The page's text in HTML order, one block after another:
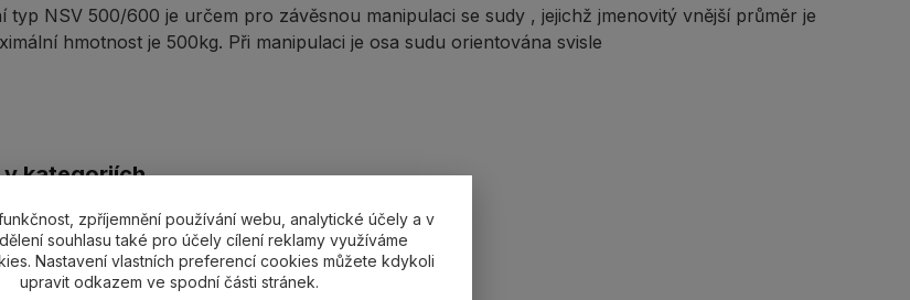
typ NSV 500/600 je určem pro závěsnou manipulaci se sudy , jejichž jmenovitý vnější průměr je
hmotnost je 500kg. Při manipulaci je osa sudu orientována svisle
v kategoriích
Svěrky/kleště
zpříjemnění používání webu, analytické účely a v
souhlasu také pro účely cílení reklamy využíváme
Nastavení vlastních preferencí cookies můžete kdykoli
upravit odkazem ve spodní části stránek.